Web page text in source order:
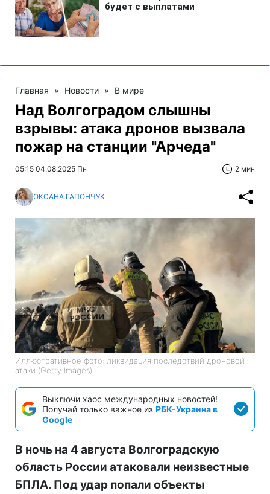
Главная » Новости » В мире
Над Волгоградом слышны
взрывы: атака дронов вызвала
пожар на станции "Арчеда"
05:15 04.08.2025 Пн 2 мин
ОКСАНА ГАПОНЧУК
Иллюстративное фото: ликвидация последствий дроновой
атаки (Getty Images)
Выключи хаос международных новостей!
Получай только важное из РБК-Украина в
Google
В ночь на 4 августа Волгоградскую
область России атаковали неизвестные
БПЛА. Под удар попали объекты